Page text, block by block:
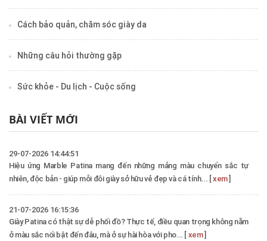
Cách bảo quản, chăm sóc giày da
Những câu hỏi thường gặp
Sức khỏe - Du lịch - Cuộc sống
BÀI VIẾT MỚI
29-07-2026 14:44:51
Hiệu ứng Marble Patina mang đến những mảng màu chuyển sắc tự
nhiên, độc bản - giúp mỗi đôi giày sở hữu vẻ đẹp và cá tính... [xem]
21-07-2026 16:15:36
Giày Patina có thật sự dễ phối đồ? Thực tế, điều quan trọng không nằm
ở màu sắc nổi bật đến đâu, mà ở sự hài hòa với pho... [ xem]